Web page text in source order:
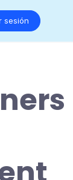
sesión